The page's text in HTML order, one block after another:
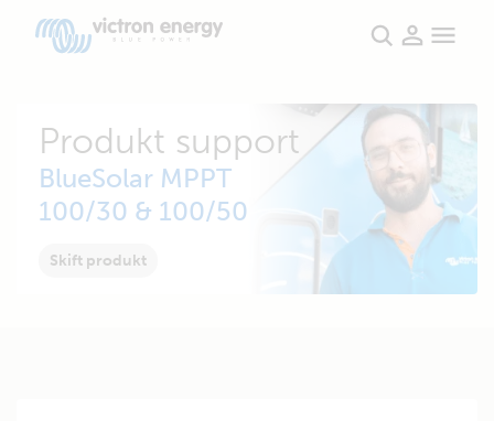
Produkt support
BlueSolar MPPT
100/30 & 100/50
Skift produkt